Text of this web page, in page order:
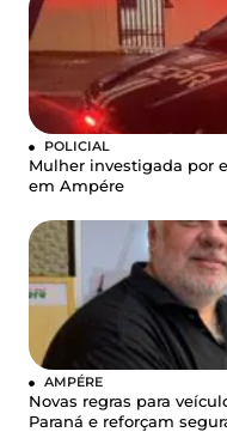
POLICIAL
Mulher investigada por
em Ampére
AMPÉRE
Novas regras para
Paraná e reforçam